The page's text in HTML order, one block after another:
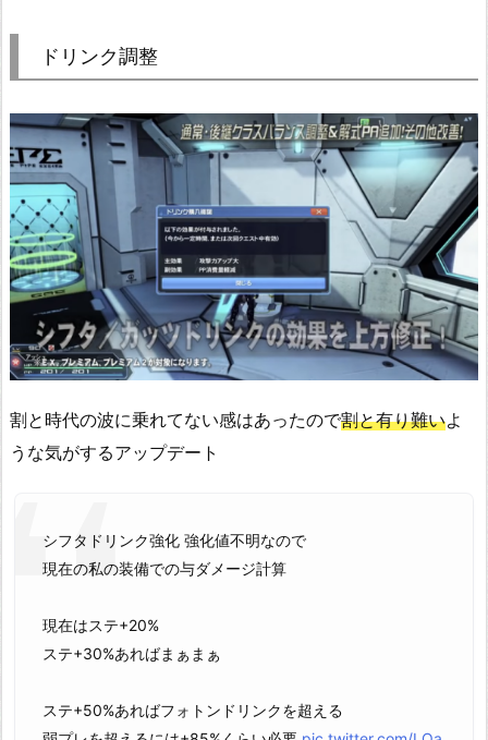
ドリンク調整
割と時代の波に乗れてない感はあったので割と有り難いよ
うな気がするアップデート
シフタドリンク強化 強化値不明なので
現在の私の装備での与ダメージ計算
現在はステ+20%
ステ+30%あればまぁまぁ
ステ+50%あればフォトンドリンクを超える